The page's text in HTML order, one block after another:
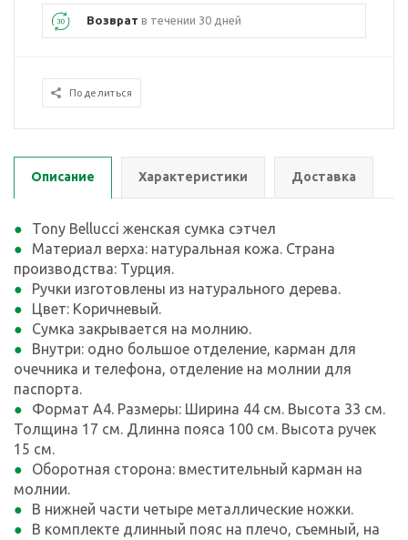
Возврат в течении 30 дней
Поделиться
Описание Характеристики Доставка
Tony Bellucci женская сумка сэтчел
Материал верха: натуральная кожа. Страна
производства: Турция.
Ручки изготовлены из натурального дерева.
Цвет: Коричневый.
Сумка закрывается на молнию.
Внутри: одно большое отделение, карман для
очечника и телефона, отделение на молнии для
паспорта.
Формат А4. Размеры: Ширина 44 см. Высота 33 см.
Толщина 17 см. Длинна пояса 100 см. Высота ручек
15 см.
Оборотная сторона: вместительный карман на
молнии.
В нижней части четыре металлические ножки.
В комплекте длинный пояс на плечо, съемный, на